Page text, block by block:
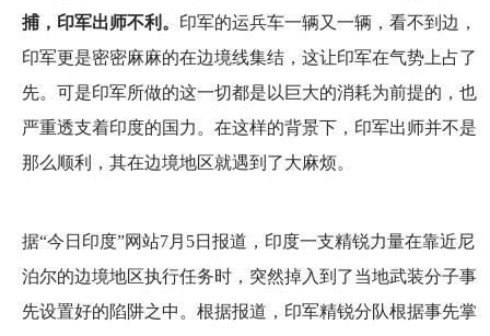
捕，印军出师不利。 印军的运兵车一辆又一辆，看不到边，
印军更是密密麻麻的在边境线集结，这让印军在气势上占了
先。可是印军所做的这一切都是以巨大的消耗为前提的，也
严重透支着印度的国力。在这样的背景下，印军出师并不是
那么顺利，其在边境地区就遇到了大麻烦。
据“今日印度”网站7月5日报道，印度一支精锐力量在靠近尼
泊尔的边境地区执行任务时，突然掉入到了当地武装分子事
先设置好的陷阱之中。根据报道，印军精锐分队根据事先掌